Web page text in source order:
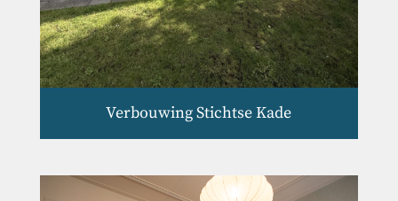
Verbouwing Stichtse Kade